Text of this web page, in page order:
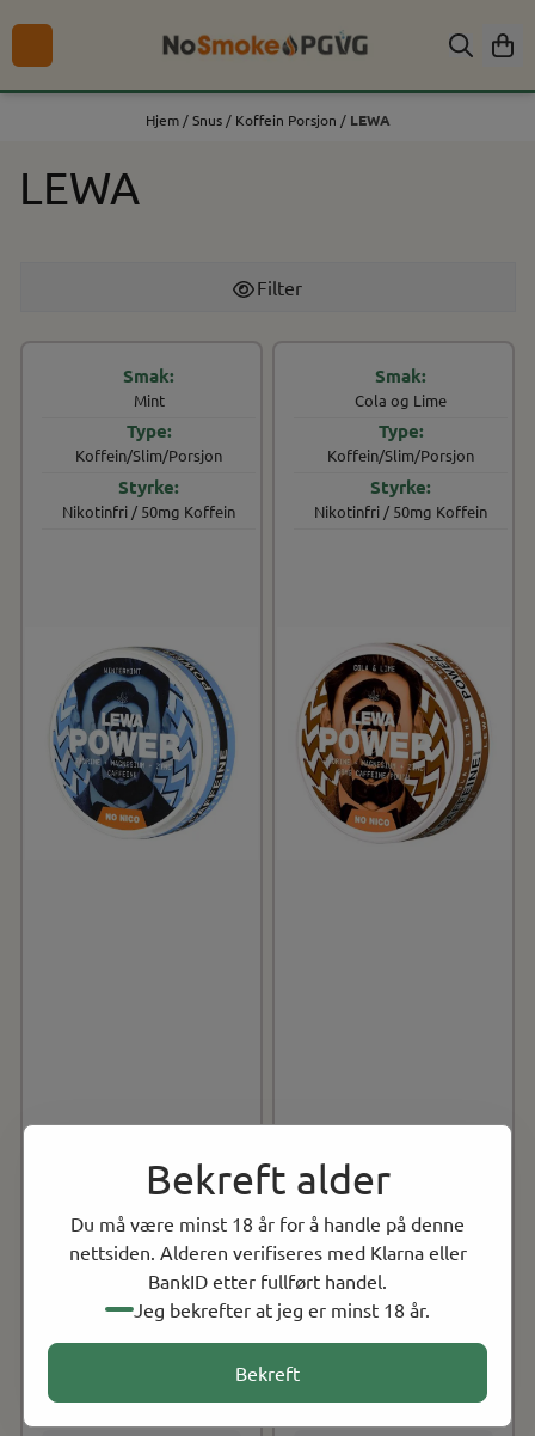
Bekreft alder
Du må være minst 18 år for å handle på denne
nettsiden. Alderen verifiseres med Klarna eller
BankID etter fullført handel.
Jeg bekrefter at jeg er minst 18 år.
Bekreft
Hopp til innhold
Hjem /Snus / Koffein Porsjon / LEWA
LEWA
Filter
LEWA Koffein NoNico
Power - Wintermint
NOK 49.00
Mint
Koffein/Slim/Porsjon
Nikotinfri / 50mg Koffein
LEWA Koffein NoNico
Power - Cola & Lime
NOK 49.00 På lager
Velg antall
Cola og Lime
Koffein/Slim/Porsjon
Nikotinfri / 50mg Koffein